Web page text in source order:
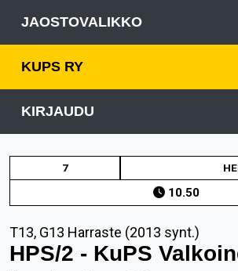
JAOSTOVALIKKO
KUPS RY
KIRJAUDU
7
10.50
T13, G13 Harraste (2013 synt.)
HPS/2 - KuPS